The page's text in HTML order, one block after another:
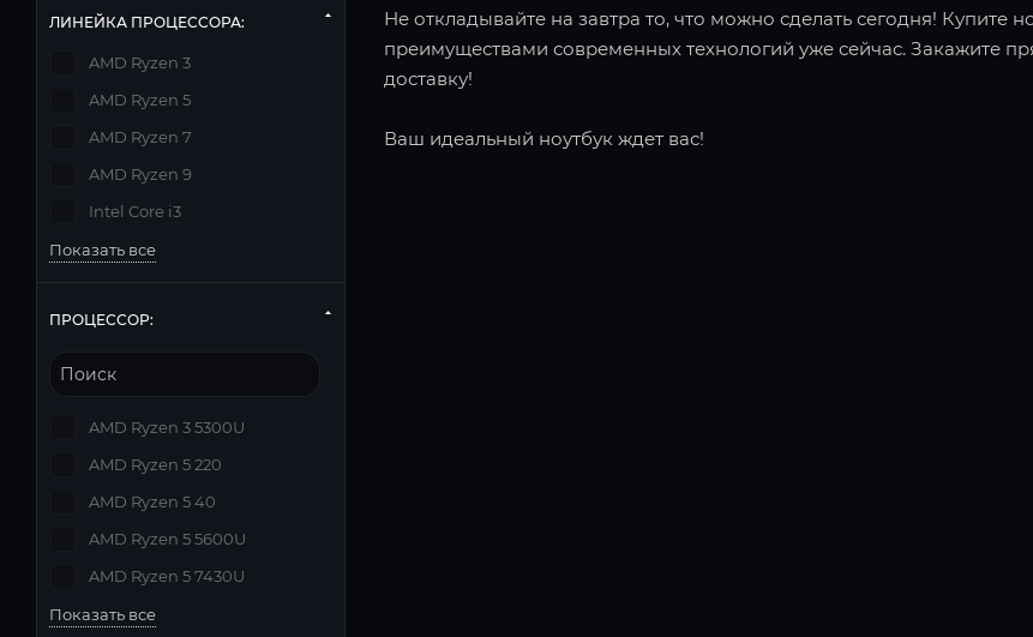
Не откладывайте на завтра то, что можно сделать сегодня! Купите
преимуществами современных технологий уже сейчас. Закажите
доставку!
Ваш идеальный ноутбук ждет вас!
ЛИНЕЙКА ПРОЦЕССОРА:
AMD Ryzen 3
AMD Ryzen 5
AMD Ryzen 7
AMD Ryzen 9
Intel Core i3
Показать все
ПРОЦЕССОР:
AMD Ryzen 3 5300U
AMD Ryzen 5 220
AMD Ryzen 5 40
AMD Ryzen 5 5600U
AMD Ryzen 5 7430U
Показать все